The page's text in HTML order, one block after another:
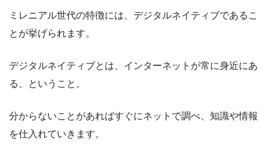
ミレニアル世代の特徴には、デジタルネイティブであるこ
とが挙げられます。
デジタルネイティブとは、インターネットが常に身近にあ
る、ということ。
分からないことがあればすぐにネットで調べ、知識や情報
を仕入れていきます。